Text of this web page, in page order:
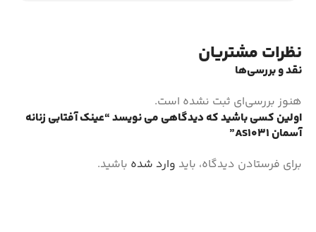
نظرات مشتریان
نقد و بررسی‌ها
هنوز بررسی‌ای ثبت نشده است.
اولین کسی باشید که دیدگاهی می نویسد “عینک آفتابی زنانه
آسمان AS1031”
برای فرستادن دیدگاه، باید وارد شده باشید.